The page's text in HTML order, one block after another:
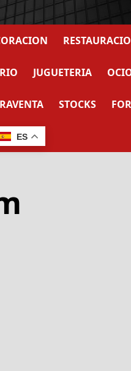
JUGUETERIA
STOCKS
ES